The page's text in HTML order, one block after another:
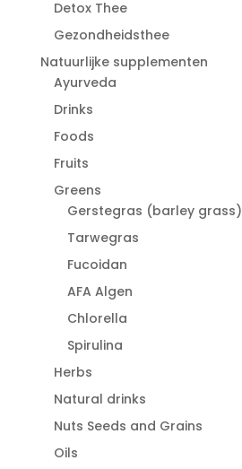
Detox Thee
Gezondheidsthee
Natuurlijke supplementen
Ayurveda
Drinks
Foods
Fruits
Greens
Gerstegras (barley grass)
Tarwegras
Fucoidan
AFA Algen
Chlorella
Spirulina
Herbs
Natural drinks
Nuts Seeds and Grains
Oils